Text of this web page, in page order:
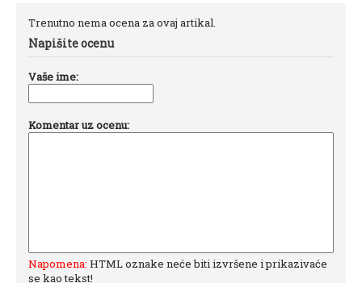
Trenutno nema ocena za ovaj artikal.
Napišite ocenu
Vaše ime:
Komentar uz ocenu:
Napomena: HTML oznake neće biti izvršene i prikazivaće
se kao tekst!